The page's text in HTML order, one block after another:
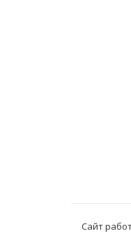
Сайт